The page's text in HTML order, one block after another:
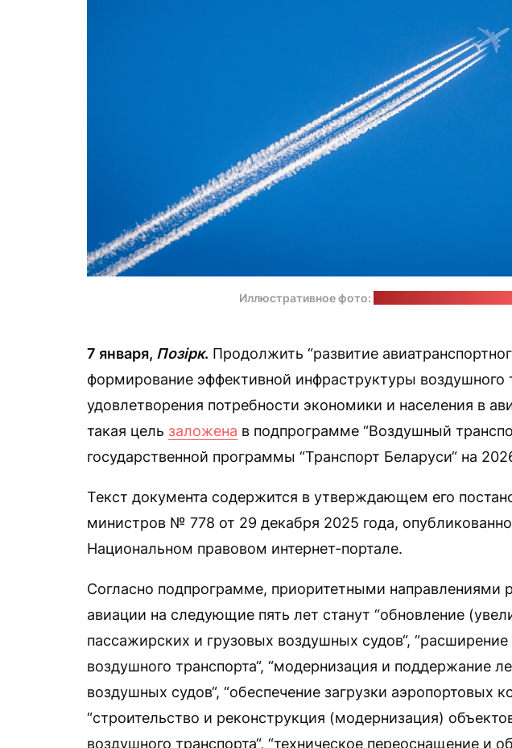
Иллюстративное фото:
7 января, Позірк. Продолжить “развитие
формирование эффективной инфраструктуры воздушного
удовлетворения потребности экономики и населения в
такая цель заложена в подпрограмме “Воздушный
государственной программы “Транспорт Беларуси“ на
Текст документа содержится в утверждающем его
министров № 778 от 29 декабря 2025 года,
Национальном правовом интернет-портале.
Согласно подпрограмме, приоритетными направлениями
авиации на следующие пять лет станут “обновление
пассажирских и грузовых воздушных судов“,
воздушного транспорта“, “модернизация и поддержание
воздушных судов“, “обеспечение загрузки аэропортовых
“строительство и реконструкция (модернизация)
воздушного транспорта“, “техническое переоснащение и